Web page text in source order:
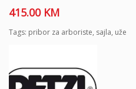
415.00 KM
Tags: pribor za arboriste, sajla, uže